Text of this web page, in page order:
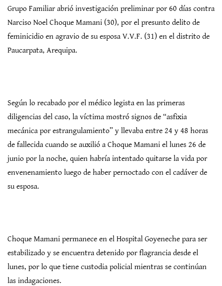
Grupo Familiar abrió investigación preliminar por 60 días contra
Narciso Noel Choque Mamani (30), por el presunto delito de
feminicidio en agravio de su esposa V.V.F. (31) en el distrito de
Paucarpata, Arequipa.
Según lo recabado por el médico legista en las primeras
diligencias del caso, la víctima mostró signos de “asfixia
mecánica por estrangulamiento” y llevaba entre 24 y 48 horas
de fallecida cuando se auxilió a Choque Mamani el lunes 26 de
junio por la noche, quien habría intentado quitarse la vida por
envenenamiento luego de haber pernoctado con el cadáver de
su esposa.
Choque Mamani permanece en el Hospital Goyeneche para ser
estabilizado y se encuentra detenido por flagrancia desde el
lunes, por lo que tiene custodia policial mientras se continúan
las indagaciones.